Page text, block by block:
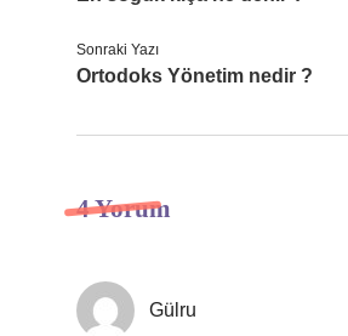
Sonraki Yazı
Ortodoks Yönetim nedir ?
4 Yorum
Gülru